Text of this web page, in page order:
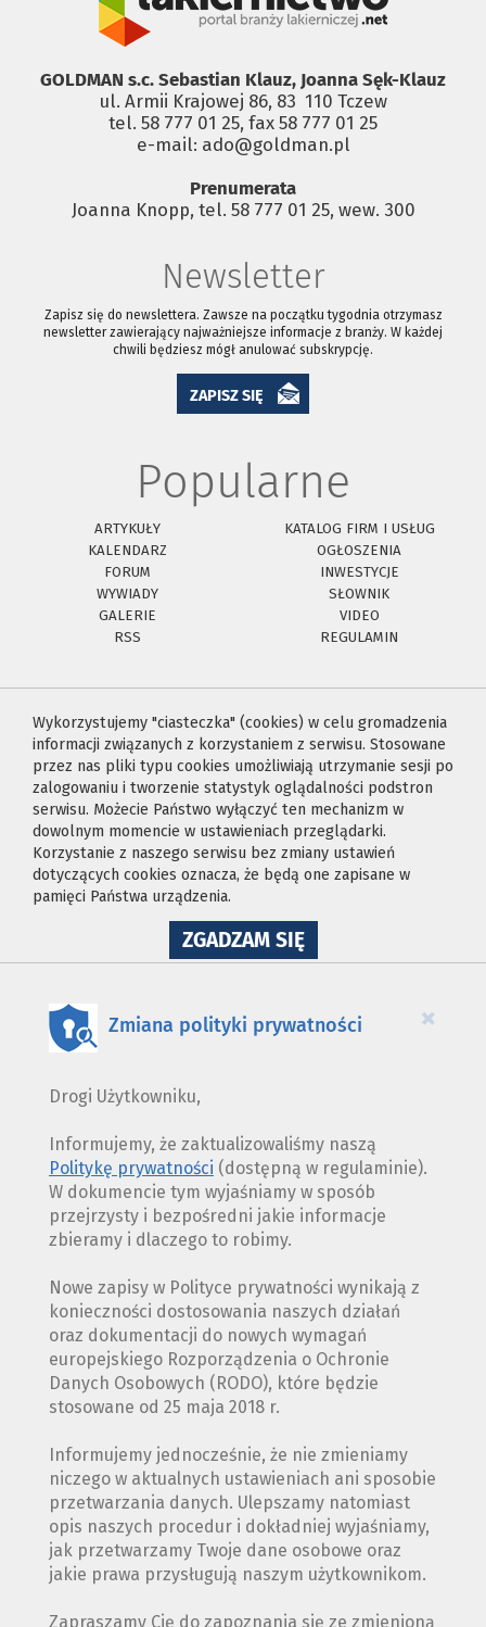
GOLDMAN s.c. Sebastian Klauz, Joanna Sęk-Klauz
ul. Armii Krajowej 86, 83 ­ 110 Tczew
tel. 58 777 01 25, fax 58 777 01 25
e-mail: ado@goldman.pl
Prenumerata
Joanna Knopp, tel. 58 777 01 25, wew. 300
Newsletter
Zapisz się do newslettera. Zawsze na początku tygodnia otrzymasz
newsletter zawierający najważniejsze informacje z branży. W każdej
chwili będziesz mógł anulować subskrypcję.
ZAPISZ SIĘ
Popularne
ARTYKUŁY
KATALOG FIRM I USŁUG
KALENDARZ
OGŁOSZENIA
FORUM
INWESTYCJE
WYWIADY
SŁOWNIK
GALERIE
VIDEO
RSS
REGULAMIN
Wykorzystujemy "ciasteczka" (cookies) w celu gromadzenia
informacji związanych z korzystaniem z serwisu. Stosowane
przez nas pliki typu cookies umożliwiają utrzymanie sesji po
zalogowaniu i tworzenie statystyk oglądalności podstron
serwisu. Możecie Państwo wyłączyć ten mechanizm w
dowolnym momencie w ustawieniach przeglądarki.
Korzystanie z naszego serwisu bez zmiany ustawień
dotyczących cookies oznacza, że będą one zapisane w
pamięci Państwa urządzenia.
ZGADZAM SIĘNA
WYKORZYSTANIE
×
Zmiana polityki prywatności
Drogi Użytkowniku,
Informujemy, że zaktualizowaliśmy naszą
Politykę prywatności (dostępną w regulaminie).
W dokumencie tym wyjaśniamy w sposób
przejrzysty i bezpośredni jakie informacje
zbieramy i dlaczego to robimy.
Nowe zapisy w Polityce prywatności wynikają z
konieczności dostosowania naszych działań
oraz dokumentacji do nowych wymagań
europejskiego Rozporządzenia o Ochronie
Danych Osobowych (RODO), które będzie
stosowane od 25 maja 2018 r.
Informujemy jednocześnie, że nie zmieniamy
niczego w aktualnych ustawieniach ani sposobie
przetwarzania danych. Ulepszamy natomiast
opis naszych procedur i dokładniej wyjaśniamy,
jak przetwarzamy Twoje dane osobowe oraz
jakie prawa przysługują naszym użytkownikom.
Zapraszamy Cię do zapoznania się ze zmienioną